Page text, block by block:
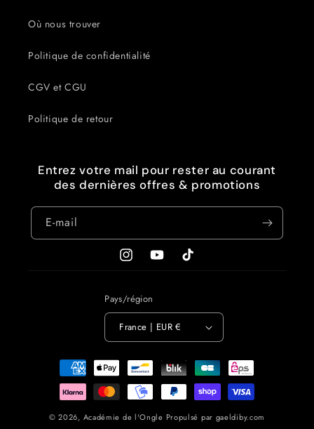
Où nous trouver
Politique de confidentialité
CGV et CGU
Politique de retour
Entrez votre mail pour rester au courant
des dernières offres & promotions
E-mail
InstagramYouTubeTikTok
Pays/région
France | EUR €
Moyens
de
paiement
© 2026, Académie de l'Ongle Propulsé par gaeldiby.com